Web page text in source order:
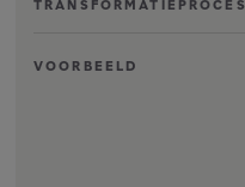
TRANSFORMATIEPROCES
VOORBEELD